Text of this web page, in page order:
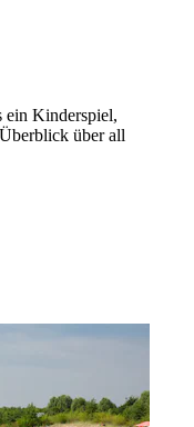
ein Kinderspiel,
über all